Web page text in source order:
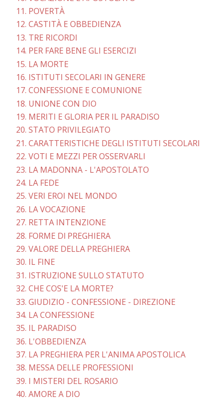
11. POVERTÀ
12. CASTITÀ E OBBEDIENZA
13. TRE RICORDI
14. PER FARE BENE GLI ESERCIZI
15. LA MORTE
16. ISTITUTI SECOLARI IN GENERE
17. CONFESSIONE E COMUNIONE
18. UNIONE CON DIO
19. MERITI E GLORIA PER IL PARADISO
20. STATO PRIVILEGIATO
21. CARATTERISTICHE DEGLI ISTITUTI SECOLARI
22. VOTI E MEZZI PER OSSERVARLI
23. LA MADONNA - L'APOSTOLATO
24. LA FEDE
25. VERI EROI NEL MONDO
26. LA VOCAZIONE
27. RETTA INTENZIONE
28. FORME Dl PREGHIERA
29. VALORE DELLA PREGHIERA
30. IL FINE
31. ISTRUZIONE SULLO STATUTO
32. CHE COS'E LA MORTE?
33. GIUDIZIO - CONFESSIONE - DIREZIONE
34. LA CONFESSIONE
35. IL PARADISO
36. L'OBBEDIENZA
37. LA PREGHIERA PER L'ANIMA APOSTOLICA
38. MESSA DELLE PROFESSIONI
39. I MISTERI DEL ROSARIO
40. AMORE A DIO